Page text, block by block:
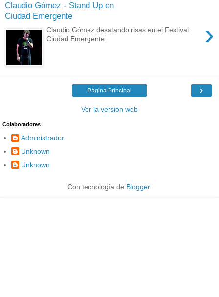
Claudio Gómez - Stand Up en
Ciudad Emergente
›
Claudio Gómez desatando risas en el Festival
Ciudad Emergente.
›
Página Principal
Ver la versión web
Colaboradores
Administrador
Unknown
Unknown
Con tecnología de Blogger.